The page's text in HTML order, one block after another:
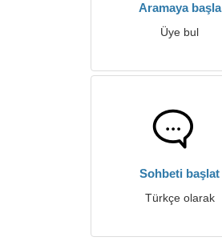
Aramaya başla
Üye bul
Sohbeti başlat
Türkçe olarak